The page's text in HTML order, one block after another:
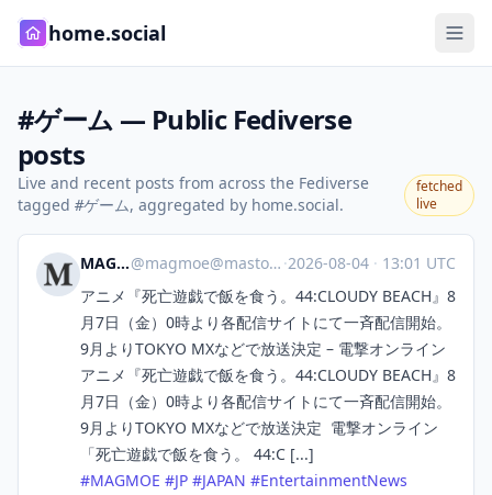
home.social
#ゲーム — Public Fediverse
posts
Live and recent posts from across the Fediverse
tagged #ゲーム, aggregated by home.social.
fetched
live
MAGMOE@magmoe@mastodon.social ·2026-08-04 · 13:01 UTC
アニメ『死亡遊戯で飯を食う。44:CLOUDY BEACH』8
月7日（金）0時より各配信サイトにて一斉配信開始。
9月よりTOKYO MXなどで放送決定 – 電撃オンライン
アニメ『死亡遊戯で飯を食う。44:CLOUDY BEACH』8
月7日（金）0時より各配信サイトにて一斉配信開始。
9月よりTOKYO MXなどで放送決定 電撃オンライン
「死亡遊戯で飯を食う。 44:C [...]
#MAGMOE #JP #JAPAN #EntertainmentNews